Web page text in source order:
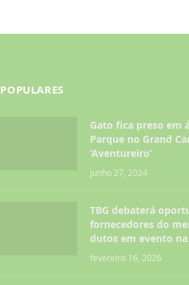
POPULARES
Gato fica preso em
Parque no Grand
‘Aventureiro’
junho 27, 2024
TBG debaterá
fornecedores do
dutos em evento
fevereiro 16, 2026